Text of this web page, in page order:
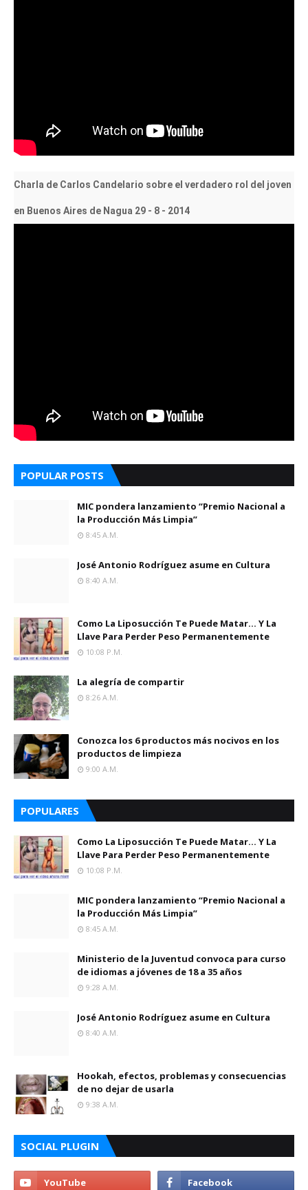
Charla de Carlos Candelario sobre el verdadero rol del joven
en Buenos Aires de Nagua 29 - 8 - 2014
POPULAR POSTS
MIC pondera lanzamiento “Premio Nacional a
la Producción Más Limpia”
8:45 A.m.
José Antonio Rodríguez asume en Cultura
8:40 A.m.
Como La Liposucción Te Puede Matar… Y La
Llave Para Perder Peso Permanentemente
10:08 P.m.
La alegría de compartir
8:26 A.m.
Conozca los 6 productos más nocivos en los
productos de limpieza
9:00 A.m.
POPULARES
Como La Liposucción Te Puede Matar… Y La
Llave Para Perder Peso Permanentemente
10:08 P.m.
MIC pondera lanzamiento “Premio Nacional a
la Producción Más Limpia”
8:45 A.m.
Ministerio de la Juventud convoca para curso
de idiomas a jóvenes de 18 a 35 años
9:28 A.m.
José Antonio Rodríguez asume en Cultura
8:40 A.m.
Hookah, efectos, problemas y consecuencias
de no dejar de usarla
9:38 A.m.
SOCIAL PLUGIN